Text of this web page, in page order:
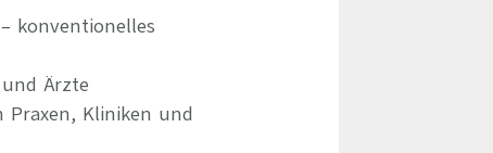
konventionelles
Ärzte
Praxen, Kliniken und